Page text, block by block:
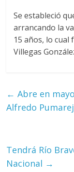
Se estableció
arrancando la
15 años, lo
Villegas
← Abre en
Alfredo
Tendrá Río
Nacional →